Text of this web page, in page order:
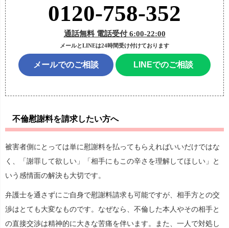
0120-758-352
通話無料 電話受付 6:00-22:00
メールとLINEは24時間受け付けております
メールでのご相談 LINEでのご相談
不倫慰謝料を請求したい方へ
被害者側にとっては単に慰謝料を払ってもらえればいいだけではな
く、「謝罪して欲しい」「相手にもこの辛さを理解してほしい」と
いう感情面の解決も大切です。
弁護士を通さずにご自身で慰謝料請求も可能ですが、相手方との交
渉はとても大変なものです。なぜなら、不倫した本人やその相手と
の直接交渉は精神的に大きな苦痛を伴います。また、一人で対処し